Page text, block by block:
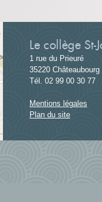
Le collège St-
1 rue du Prieuré
35220 Châteaubourg
Tél. 02 99 00 30 77
Mentions légales
Plan du site